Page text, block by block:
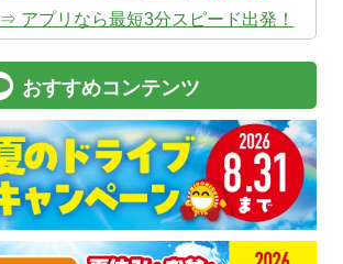
⇒ アプリなら最短3分スピード出発！
おすすめコンテンツ